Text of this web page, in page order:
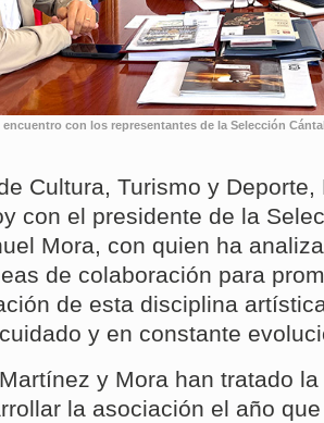
con los representantes de la Selección
Cultura, Turismo y
con el presidente de la
Mora, con quien ha
de colaboración para
de esta disciplina
y en constante
y Mora han tratado
la asociación el año